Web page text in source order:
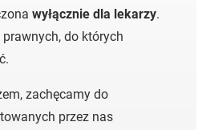
wyłącznie dla lekarzy.
do których
zachęcamy do
przez nas